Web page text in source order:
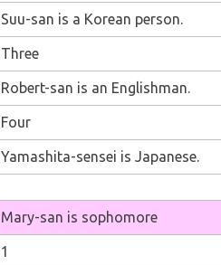
Suu-san is a Korean person.
Three
Robert-san is an Englishman.
Four
Yamashita-sensei is Japanese.
Mary-san is sophomore
1